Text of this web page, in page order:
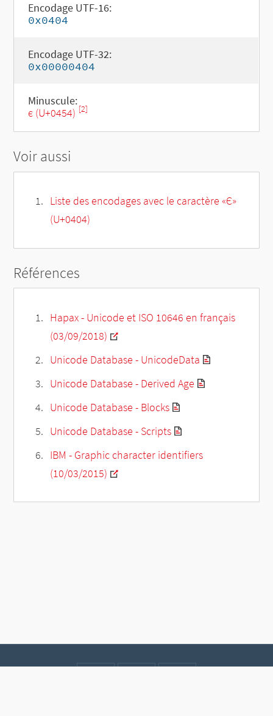
Encodage UTF-16:
0x0404
Encodage UTF-32:
0x00000404
Minuscule:
є (U+0454) [2]
Voir aussi
Liste des encodages avec le caractère «Є»
(U+0404)
Références
Hapax - Unicode et ISO 10646 en français
(03/09/2018)
Unicode Database - UnicodeData
Unicode Database - Derived Age
Unicode Database - Blocks
Unicode Database - Scripts
IBM - Graphic character identifiers
(10/03/2015)